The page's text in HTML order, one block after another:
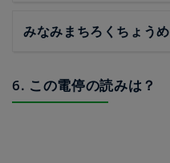
みなみまちろくちょうめ
6. この電停の読みは？